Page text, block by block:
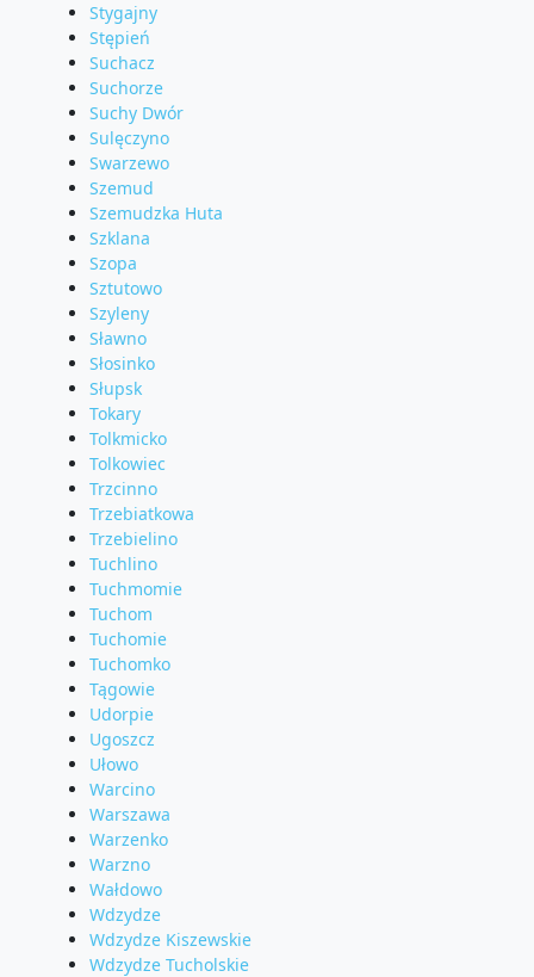
Stygajny
Stępień
Suchacz
Suchorze
Suchy Dwór
Sulęczyno
Swarzewo
Szemud
Szemudzka Huta
Szklana
Szopa
Sztutowo
Szyleny
Sławno
Słosinko
Słupsk
Tokary
Tolkmicko
Tolkowiec
Trzcinno
Trzebiatkowa
Trzebielino
Tuchlino
Tuchmomie
Tuchom
Tuchomie
Tuchomko
Tągowie
Udorpie
Ugoszcz
Ułowo
Warcino
Warszawa
Warzenko
Warzno
Wałdowo
Wdzydze
Wdzydze Kiszewskie
Wdzydze Tucholskie